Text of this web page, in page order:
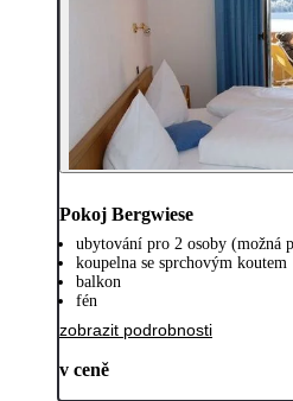
Pokoj Bergwiese
ubytování pro 2 osoby (možná
koupelna se sprchovým koutem
balkon
fén
zobrazit podrobnosti
v ceně